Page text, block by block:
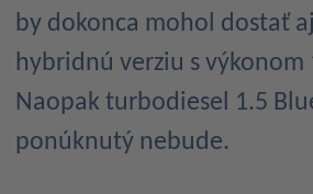
by dokonca mohol dostať
hybridnú verziu s výkonom
Naopak turbodiesel 1.5
ponúknutý nebude.